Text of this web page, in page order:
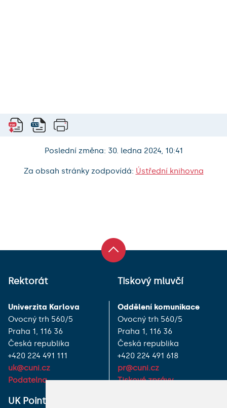
Poslední změna: 30. ledna 2024, 10:41
Za obsah stránky zodpovídá: Ústřední knihovna
Rektorát
Univerzita Karlova
Ovocný trh 560/5
Praha 1, 116 36
Česká republika
+420 224 491 111
uk@cuni.cz
Podatelna
Tiskový mluvčí
Oddělení komunikace
Ovocný trh 560/5
Praha 1, 116 36
Česká republika
+420 224 491 618
pr@cuni.cz
Tiskové zprávy
UK Point